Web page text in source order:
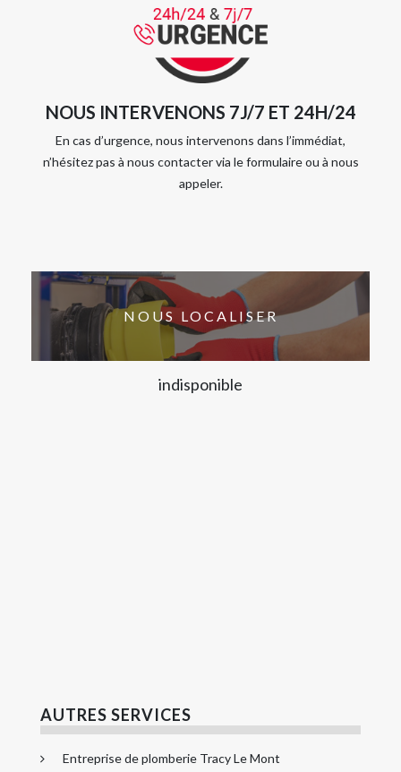
NOUS INTERVENONS 7J/7 ET 24H/24
En cas d’urgence, nous intervenons dans l’immédiat,
n’hésitez pas à nous contacter via le formulaire ou à nous
appeler.
NOUS LOCALISER
indisponible
AUTRES SERVICES
Entreprise de plomberie Tracy Le Mont